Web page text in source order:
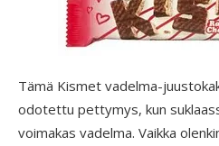
Tämä Kismet vadelma-
odotettu pettymys, kun
voimakas vadelma. Vaikka